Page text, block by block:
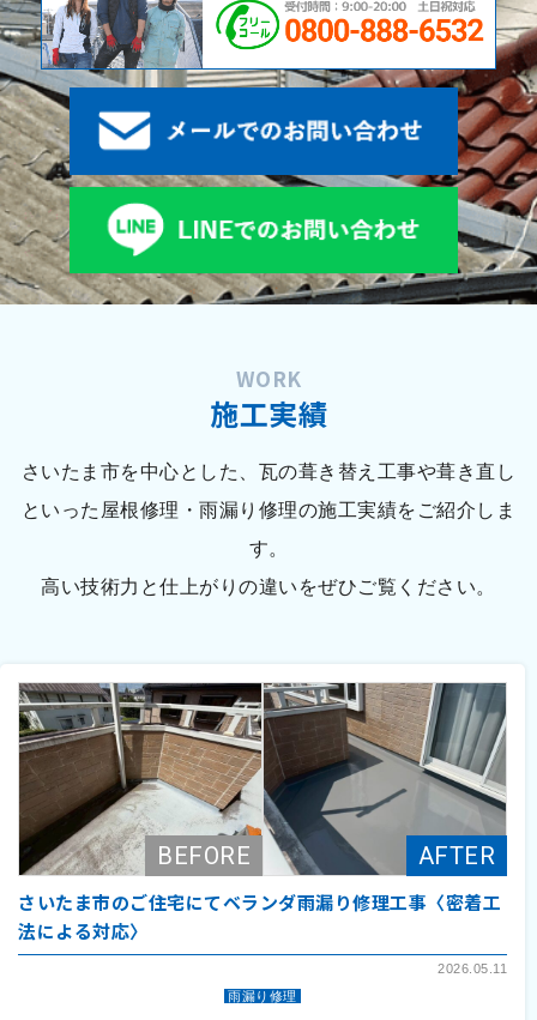
WORK
施工実績
さいたま市を中心とした、瓦の葺き替え工事や葺き直し
といった屋根修理・雨漏り修理の施工実績をご紹介しま
す。
高い技術力と仕上がりの違いをぜひご覧ください。
さいたま市のご住宅にてベランダ雨漏り修理工事〈密着工
法による対応〉
2026.05.11
雨漏り修理